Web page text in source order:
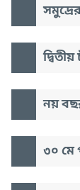
নয়
৩০ মে